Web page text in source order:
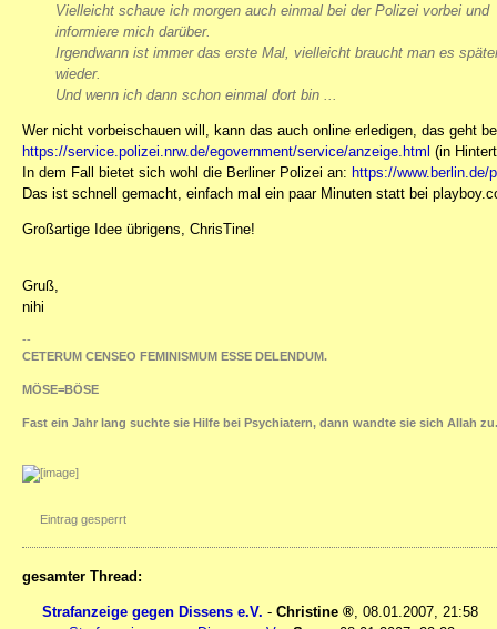
Vielleicht schaue ich morgen auch einmal bei der Polizei vorbei und
informiere mich darüber.
Irgendwann ist immer das erste Mal, vielleicht braucht man es
wieder.
Und wenn ich dann schon einmal dort bin ...
Wer nicht vorbeischauen will, kann das auch online erledigen, das geht
https://service.polizei.nrw.de/egovernment/service/anzeige.html (in
In dem Fall bietet sich wohl die Berliner Polizei an: https://www.berlin.de/
Das ist schnell gemacht, einfach mal ein paar Minuten statt bei
Großartige Idee übrigens, ChrisTine!
Gruß,
nihi
--
CETERUM CENSEO FEMINISMUM ESSE DELENDUM.
MÖSE=BÖSE
Fast ein Jahr lang suchte sie Hilfe bei Psychiatern, dann wandte sie sich Allah zu.
Eintrag gesperrt
gesamter Thread:
Strafanzeige gegen Dissens e.V. - Christine , 08.01.2007, 21:58